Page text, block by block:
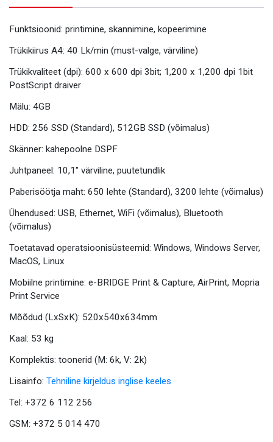
Funktsioonid: printimine, skannimine, kopeerimine
Trükikiirus A4: 40 Lk/min (must-valge, värviline)
Trükikvaliteet (dpi): 600 x 600 dpi 3bit; 1,200 x 1,200 dpi 1bit
PostScript draiver
Mälu: 4GB
HDD: 256 SSD (Standard), 512GB SSD (võimalus)
Skänner: kahepoolne DSPF
Juhtpaneel: 10,1″ värviline, puutetundlik
Paberisöötja maht: 650 lehte (Standard), 3200 lehte (võimalus)
Ühendused: USB, Ethernet, WiFi (võimalus), Bluetooth
(võimalus)
Toetatavad operatsioonisüsteemid: Windows, Windows Server,
MacOS, Linux
Mobiilne printimine: e-BRIDGE Print & Capture, AirPrint, Mopria
Print Service
Mõõdud (LxSxK): 520x540x634mm
Kaal: 53 kg
Komplektis: toonerid (M: 6k, V: 2k)
Lisainfo: Tehniline kirjeldus inglise keeles
Tel: +372 6 112 256
GSM: +372 5 014 470